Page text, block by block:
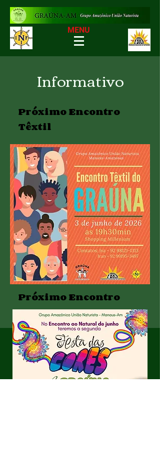
MENU
Informativo
Próximo Encontro
Têxtil
Próximo Encontro